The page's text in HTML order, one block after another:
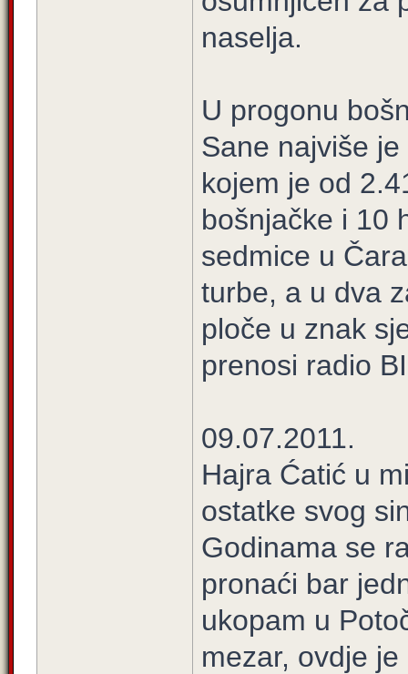
naselja.
U progonu
Sane najviše
kojem je od
bošnjačke i 10
sedmice u
turbe, a u dva
ploče u znak
prenosi radio
09.07.2011.
Hajra Ćatić u
ostatke svog
Godinama se
pronaći bar
ukopam u
mezar, ovdje